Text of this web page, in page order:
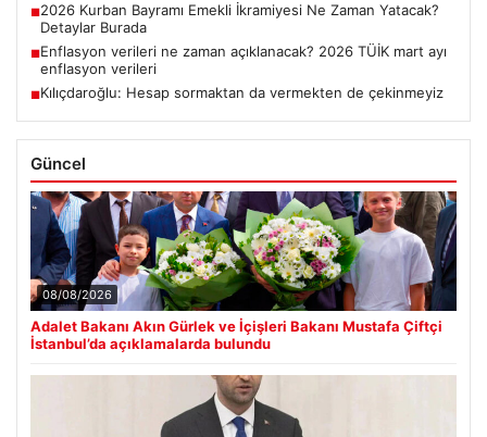
■2026 Kurban Bayramı Emekli İkramiyesi Ne Zaman Yatacak?
Detaylar Burada
■Enflasyon verileri ne zaman açıklanacak? 2026 TÜİK mart ayı
enflasyon verileri
■Kılıçdaroğlu: Hesap sormaktan da vermekten de çekinmeyiz
Güncel
08/08/2026
Adalet Bakanı Akın Gürlek ve İçişleri Bakanı Mustafa Çiftçi
İstanbul’da açıklamalarda bulundu